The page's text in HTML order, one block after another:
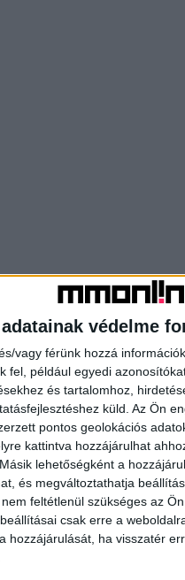
védelme
vagy férünk hozzá
fel, például egyedi
és tartalomhoz,
küld. Az Ön
pontos geolokációs
kattintva hozzájárulhat
lehetőségként a
és megváltoztathatja
feltétlenül szükséges az
csak erre a
hozzájárulását, ha visszatér